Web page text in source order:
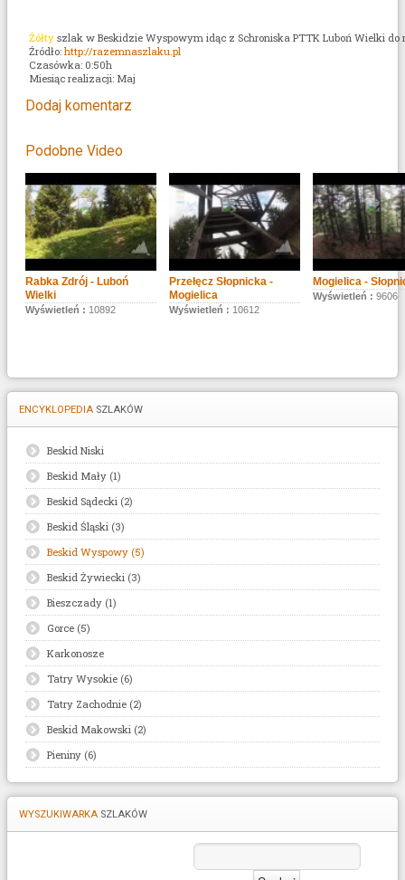
Żółty szlak w Beskidzie Wyspowym idąc z Schroniska PTTK Luboń Wielki do
Źródło: http://razemnaszlaku.pl
Czasówka: 0:50h
Miesiąc realizacji: Maj
Dodaj komentarz
Podobne Video
Rabka Zdrój - Luboń
Wielki
Wyświetleń : 10892
Przełęcz Słopnicka -
Mogielica
Wyświetleń : 10612
Mogielica -
Wyświetleń : 9606
ENCYKLOPEDIA SZLAKÓW
Beskid Niski
Beskid Mały (1)
Beskid Sądecki (2)
Beskid Śląski (3)
Beskid Wyspowy (5)
Beskid Żywiecki (3)
Bieszczady (1)
Gorce (5)
Karkonosze
Tatry Wysokie (6)
Tatry Zachodnie (2)
Beskid Makowski (2)
Pieniny (6)
WYSZUKIWARKA SZLAKÓW